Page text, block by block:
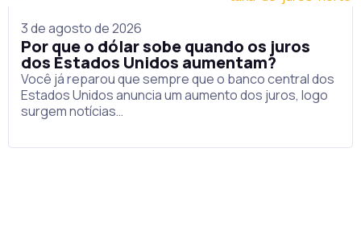
3 de agosto de 2026
Por que o dólar sobe quando os juros
dos Estados Unidos aumentam?
Você já reparou que sempre que o banco central dos
Estados Unidos anuncia um aumento dos juros, logo
surgem notícias…